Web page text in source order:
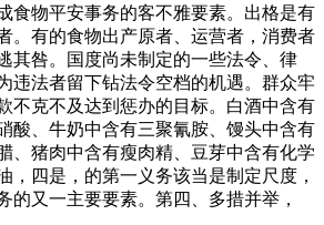
食物平安事务的客不雅要素。出格是有
。有的食物出产原者、运营者，消费者
其咎。国度尚未制定的一些法令、律
违法者留下钻法令空档的机遇。群众牢
不克不及达到惩办的目标。白酒中含有
酸、牛奶中含有三聚氰胺、馒头中含有
、猪肉中含有瘦肉精、豆芽中含有化学
，四是，的第一义务该当是制定尺度，
的又一主要要素。第四、多措并举，